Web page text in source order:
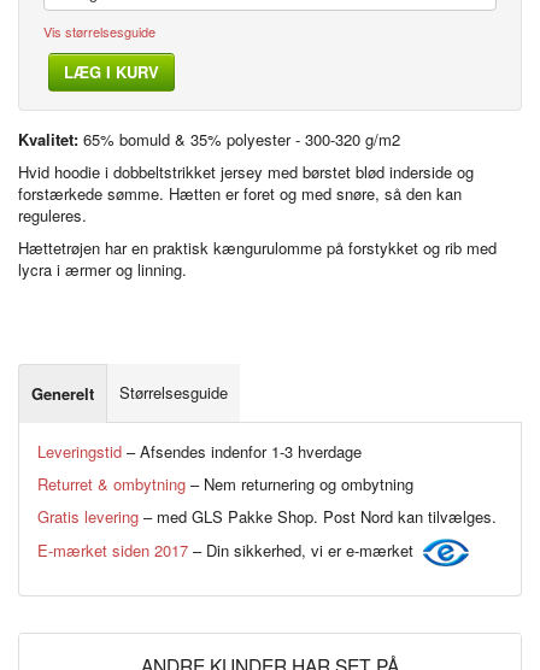
Vis størrelsesguide
LÆG I KURV
Kvalitet: 65% bomuld & 35% polyester - 300-320 g/m2
Hvid hoodie i dobbeltstrikket jersey med børstet blød inderside og
forstærkede sømme. Hætten er foret og med snøre, så den kan
reguleres.
Hættetrøjen har en praktisk kængurulomme på forstykket og rib med
lycra i ærmer og linning.
Generelt Størrelsesguide
Leveringstid – Afsendes indenfor 1-3 hverdage
Returret & ombytning – Nem returnering og ombytning
Gratis levering – med GLS Pakke Shop. Post Nord kan tilvælges.
E-mærket siden 2017 – Din sikkerhed, vi er e-mærket